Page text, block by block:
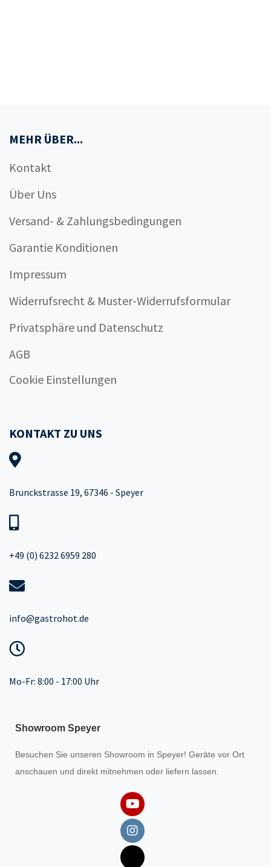
MEHR ÜBER...
Kontakt
Über Uns
Versand- & Zahlungsbedingungen
Garantie Konditionen
Impressum
Widerrufsrecht & Muster-Widerrufsformular
Privatsphäre und Datenschutz
AGB
Cookie Einstellungen
KONTAKT ZU UNS
Brunckstrasse 19, 67346 - Speyer
+49 (0) 6232 6959 280
info@gastrohot.de
Mo-Fr: 8:00 - 17:00 Uhr
Showroom Speyer
Besuchen Sie unseren Showroom in Speyer! Geräte vor Ort
anschauen und direkt mitnehmen oder liefern lassen.